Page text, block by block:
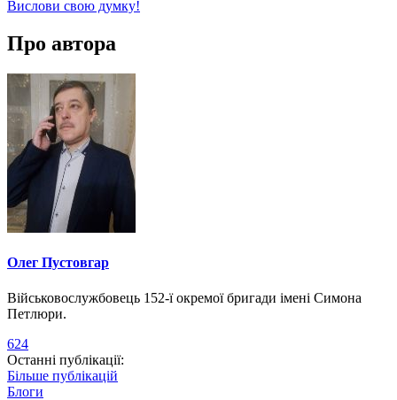
Вислови свою думку!
Про автора
Олег Пустовгар
Військовослужбовець 152-ї окремої бригади імені Симона
Петлюри.
624
Останні публікації:
Більше публікацій
Блоги